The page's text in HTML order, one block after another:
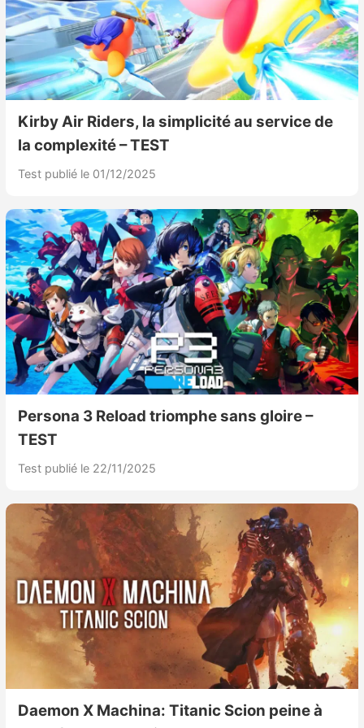
Kirby Air Riders, la simplicité au service de
la complexité – TEST
Test publié le 01/12/2025
Persona 3 Reload triomphe sans gloire –
TEST
Test publié le 22/11/2025
Daemon X Machina: Titanic Scion peine à